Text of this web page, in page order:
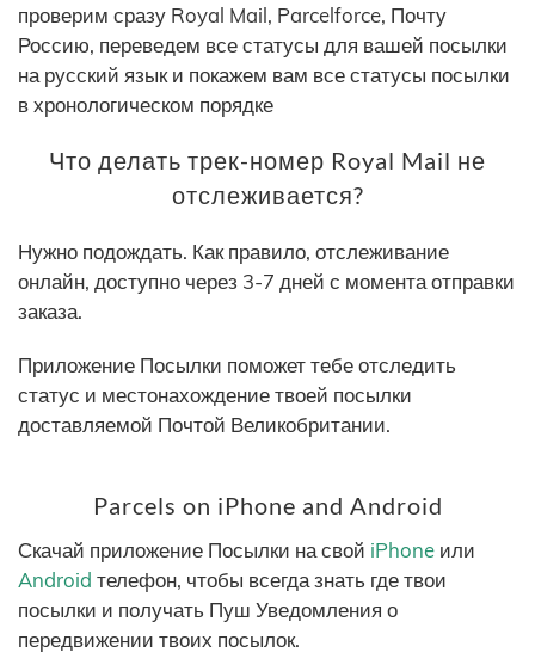
проверим сразу Royal Mail, Parcelforce, Почту
Россию, переведем все статусы для вашей посылки
на русский язык и покажем вам все статусы посылки
в хронологическом порядке
Что делать трек-номер Royal Mail не
отслеживается?
Нужно подождать. Как правило, отслеживание
онлайн, доступно через 3-7 дней с момента отправки
заказа.
Приложение Посылки поможет тебе отследить
статус и местонахождение твоей посылки
доставляемой Почтой Великобритании.
Parcels on iPhone and Android
Скачай приложение Посылки на свой iPhone или
Android телефон, чтобы всегда знать где твои
посылки и получать Пуш Уведомления о
передвижении твоих посылок.